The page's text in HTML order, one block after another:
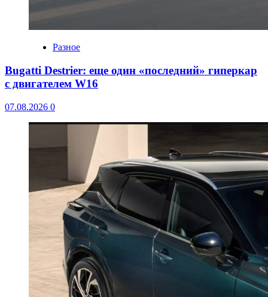
Разное
Bugatti Destrier: еще один «последний» гиперкар
с двигателем W16
07.08.2026 0